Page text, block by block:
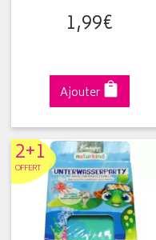
1,99€
Ajouter
2+1
OFFERT